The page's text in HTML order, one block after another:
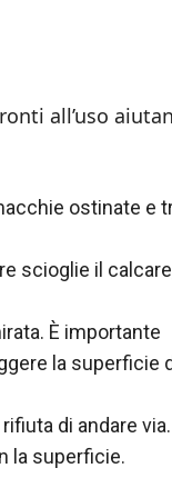
all’uso
ostinate e
scioglie il
È importante
la superficie
di andare via.
la superficie.